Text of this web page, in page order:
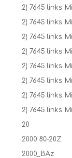
2) 7645 links
2) 7645 links
2) 7645 links
2) 7645 links
2) 7645 links
2) 7645 links
2) 7645 links
2) 7645 links
20
2000 80-20Z
2000_BAz